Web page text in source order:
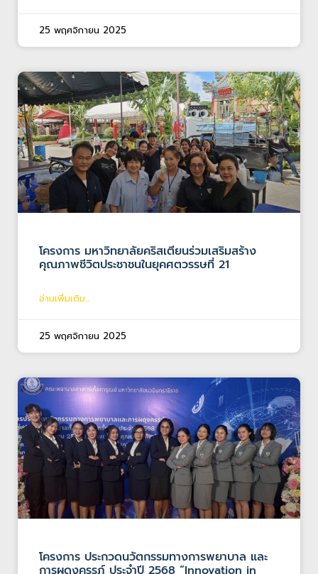
25 พฤศจิกายน 2025
โครงการ มหาวิทยาลัยคริสเตียนร่วมเสริมสร้าง
คุณภาพชีวิตประชาชนในยุคศตวรรษที่ 21
อ่านเพิ่มเติม...
25 พฤศจิกายน 2025
โครงการ ประกวดนวัตกรรมทางการพยาบาล และ
การผดุงครรภ์ ประจำปี 2568 “Innovation in